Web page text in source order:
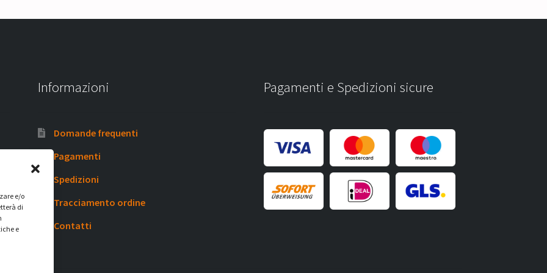
e/o
di
e
Informazioni
Domande frequenti
Pagamenti
Spedizioni
Tracciamento ordine
Contatti
Pagamenti e Spedizioni sicure